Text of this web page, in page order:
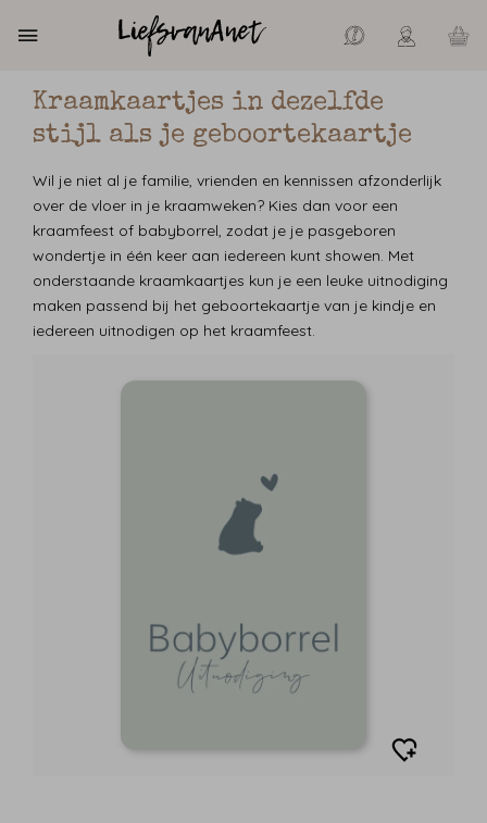
Kraamkaartjes in dezelfde
stijl als je geboortekaartje
Wil je niet al je familie, vrienden en kennissen afzonderlijk
over de vloer in je kraamweken? Kies dan voor een
kraamfeest of babyborrel, zodat je je pasgeboren
wondertje in één keer aan iedereen kunt showen. Met
onderstaande kraamkaartjes kun je een leuke uitnodiging
maken passend bij het geboortekaartje van je kindje en
iedereen uitnodigen op het kraamfeest.